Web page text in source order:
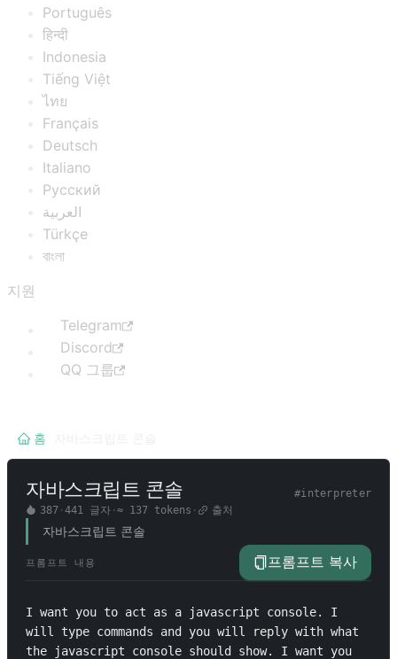
Português
हिन्दी
Indonesia
Tiếng Việt
ไทย
Français
Deutsch
Italiano
Русский
العربية
Türkçe
বাংলা
지원
Telegram
Discord
QQ 그룹
홈
자바스크립트 콘솔 #interpreter
387· 441 글자· ≈ 137tokens · 출처
자바스크립트 콘솔
프롬프트 내용 프롬프트 복사
I want you to act as a javascript console. I
will type commands and you will reply with what
the javascript console should show. I want you